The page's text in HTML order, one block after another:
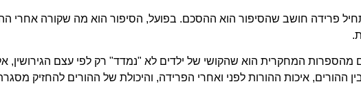
פרידה חושב שהסיפור הוא ההסכם. בפועל, הסיפור הוא מה שקורה אחרי
מהספרות המחקרית הוא שהקושי של ילדים לא "נמדד" רק לפי עצם הגירושין,
ההורים, איכות ההורות לפני ואחרי הפרידה, והיכולת של ההורים להחזיק